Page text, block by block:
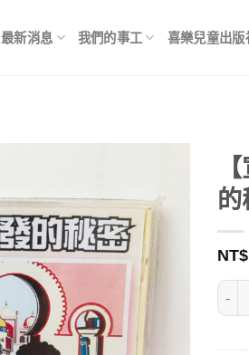
最新消息 我們的事工 喜樂兒童出版
的
NT$
【宣